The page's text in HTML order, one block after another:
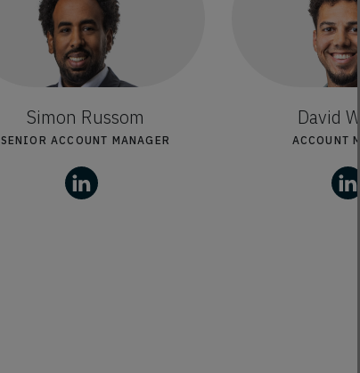
Simon Russom
SENIOR ACCOUNT MANAGER
David
ACCOUNT